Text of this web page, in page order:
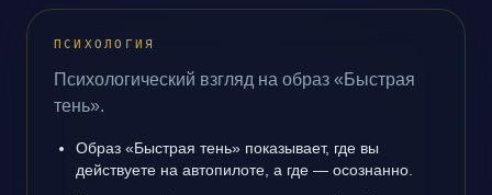
ПСИХОЛОГИЯ
Психологический взгляд на образ «Быстрая
тень».
Образ «Быстрая тень» показывает, где вы
действуете на автопилоте, а где — осознанно.